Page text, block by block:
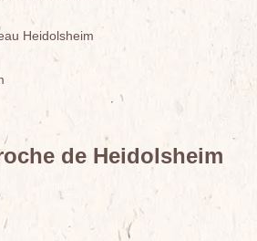
Heidolsheim
de Heidolsheim